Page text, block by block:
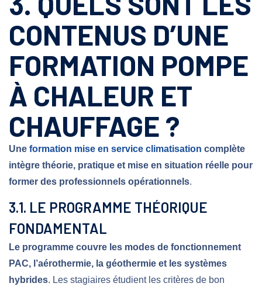
CONTENUS D’UNE
FORMATION POMPE
À CHALEUR ET
CHAUFFAGE ?
Une formation mise en service climatisation complète
intègre théorie, pratique et mise en situation réelle pour
former des professionnels opérationnels.
3.1. LE PROGRAMME THÉORIQUE
FONDAMENTAL
Le programme couvre les modes de fonctionnement
PAC, l’aérothermie, la géothermie et les systèmes
hybrides. Les stagiaires étudient les critères de bon